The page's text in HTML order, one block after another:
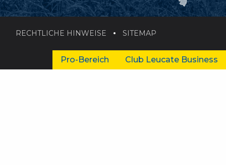
RECHTLICHE HINWEISE SITEMAP
Pro-Bereich Club Leucate Business